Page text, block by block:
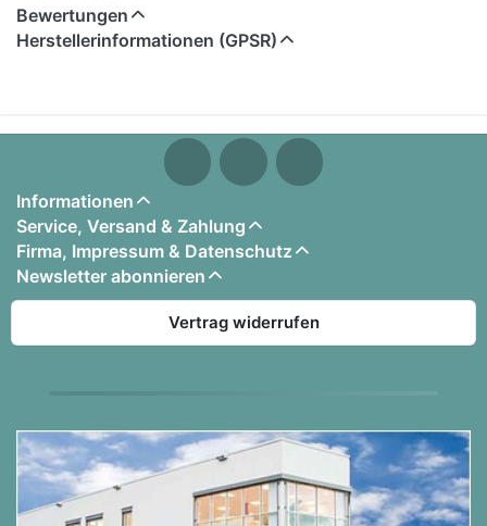
perfekt wiedergegeben. Das große OLED-Display
ermöglicht eine einfache Bedienung und den
"Shigeru Kawai EX Classic" und des legendären
Kawai "EX" sowie des Shigeru Kawai "SK-5" nach
Hause. Spielen Sie diese Flügel und erleben Sie
den natürlichen Klang über das leistungsstarke
360°-Lautsprechersystem oder über die neue
SHS-Kopfhörertechnologie. Sie können den CA501
auch als Bluetooth-Lautsprecher für Ihre Musik
Satin und Premium White Satin ist der CA501 in
Bezug auf Leistung, Qualität und Wert ein
perfekter Kauf für jeden Pianisten.
Bewertungen
Herstellerinformationen (GPSR)
Informationen
Service, Versand & Zahlung
Firma, Impressum & Datenschutz
Newsletter abonnieren
Vertrag widerrufen